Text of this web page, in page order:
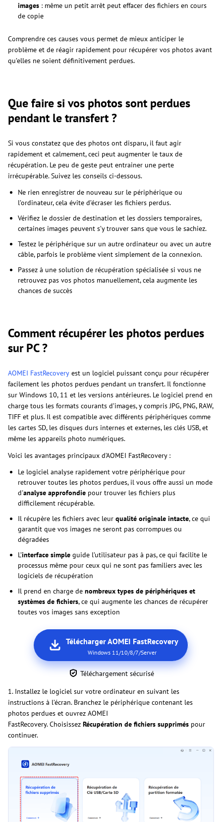
images : même un petit arrêt peut effacer des fichiers en cours
de copie
Comprendre ces causes vous permet de mieux anticiper le
problème et de réagir rapidement pour récupérer vos photos avant
qu’elles ne soient définitivement perdues.
Que faire si vos photos sont perdues
pendant le transfert ?
Si vous constatez que des photos ont disparu, il faut agir
rapidement et calmement, ceci peut augmenter le taux de
récupération. Le peu de geste peut entrainer une perte
irrécupérable. Suivez les conseils ci-dessous.
Ne rien enregistrer de nouveau sur le périphérique ou
l’ordinateur, cela évite d’écraser les fichiers perdus.
Vérifiez le dossier de destination et les dossiers temporaires,
certaines images peuvent s’y trouver sans que vous le sachiez.
Testez le périphérique sur un autre ordinateur ou avec un autre
câble, parfois le problème vient simplement de la connexion.
Passez à une solution de récupération spécialisée si vous ne
retrouvez pas vos photos manuellement, cela augmente les
chances de succès
Comment récupérer les photos perdues
sur PC ?
AOMEI FastRecovery est un logiciel puissant conçu pour récupérer
facilement les photos perdues pendant un transfert. Il fonctionne
sur Windows 10, 11 et les versions antérieures. Le logiciel prend en
charge tous les formats courants d’images, y compris JPG, PNG, RAW,
TIFF et plus. Il est compatible avec différents périphériques comme
les cartes SD, les disques durs internes et externes, les clés USB, et
même les appareils photo numériques.
Voici les avantages principaux d’AOMEI FastRecovery :
Le logiciel analyse rapidement votre périphérique pour
retrouver toutes les photos perdues, il vous offre aussi un mode
d'analyse approfondie pour trouver les fichiers plus
difficilement récupérable.
Il récupère les fichiers avec leur qualité originale intacte, ce qui
garantit que vos images ne seront pas corrompues ou
dégradées
L’interface simple guide l’utilisateur pas à pas, ce qui facilite le
processus même pour ceux qui ne sont pas familiers avec les
logiciels de récupération
Il prend en charge de nombreux types de périphériques et
systèmes de fichiers, ce qui augmente les chances de récupérer
toutes vos images sans exception
Télécharger AOMEI FastRecovery
Windows 11/10/8/7/Server
Téléchargement sécurisé
1. Installez le logiciel sur votre ordinateur en suivant les
instructions à l’écran. Branchez le périphérique contenant les
photos perdues et ouvrez AOMEI
FastRecovery. Choisissez Récupération de fichiers supprimés pour
continuer.